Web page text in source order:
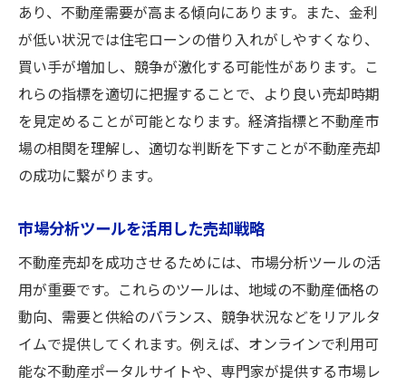
あり、不動産需要が高まる傾向にあります。また、金利
が低い状況では住宅ローンの借り入れがしやすくなり、
買い手が増加し、競争が激化する可能性があります。こ
れらの指標を適切に把握することで、より良い売却時期
を見定めることが可能となります。経済指標と不動産市
場の相関を理解し、適切な判断を下すことが不動産売却
の成功に繋がります。
市場分析ツールを活用した売却戦略
不動産売却を成功させるためには、市場分析ツールの活
用が重要です。これらのツールは、地域の不動産価格の
動向、需要と供給のバランス、競争状況などをリアルタ
イムで提供してくれます。例えば、オンラインで利用可
能な不動産ポータルサイトや、専門家が提供する市場レ